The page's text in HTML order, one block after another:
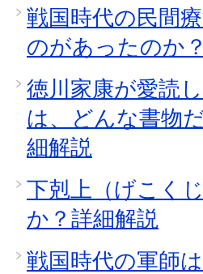
戦国時代の民間
のがあったのか
徳川家康が愛読
は、どんな書物
細解説
下剋上（げこく
か？詳細解説
戦国時代の軍師